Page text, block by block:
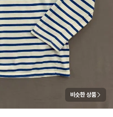
비슷한 상품